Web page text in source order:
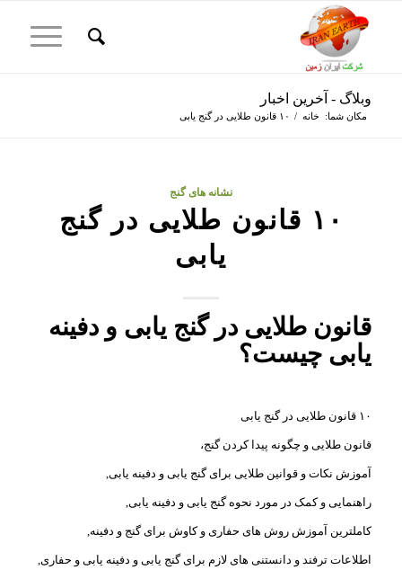
وبلاگ - آخرین اخبار
مکان شما: خانه / ۱۰ قانون طلایی در گنج یابی
نشانه های گنج
۱۰ قانون طلایی در گنج
یابی
قانون طلایی در گنج یابی و دفینه
یابی چیست؟
۱۰ قانون طلایی در گنج یابی
قانون طلایی و چگونه پیدا کردن گنج،
آموزش نکات و قوانین طلایی برای گنج یابی و دفینه یابی,
راهنمایی و کمک در مورد نحوه گنج یابی و دفینه یابی,
کاملترین آموزش روش های حفاری و کاوش برای گنج و دفینه,
اطلاعات ترفند و دانستنی های لازم برای گنج یابی و دفینه یابی و حفاری,